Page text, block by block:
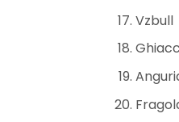
Vzbull